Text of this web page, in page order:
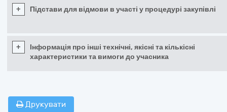
+ Підстави для відмови в участі у процедурі закупівлі
+
Інформація про інші технічні, якісні та кількісні
характеристики та вимоги до учасника
Друкувати